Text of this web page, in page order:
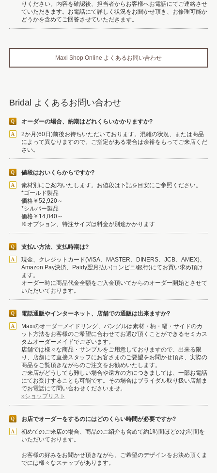
りください。内容を確認後、担当者からお客様へお電話にてご連絡させ
ていただきます。お電話にて詳しく状況をお聞かせ頂き、お修理可能か
どうかを含めてご回答させていただきます。
Maxi Shop Online よくあるお問い合わせ
Bridal よくあるお問い合わせ
オーダーの場合、納期はどれくらいかかりますか?
2か月(60日)前後お待ちいただいております。混雑の状況、または商品
によって異なりますので、ご指定がある場合は余裕をもってご来店くだ
さい。
値段はおいくらからですか?
素材別にご案内いたします。お値段は下記を目安にご参照ください。
*ゴールド製品
価格￥52,920～
*シルバー製品
価格￥14,040～
※オプション、特注サイズは料金が別途かかります
支払い方法、支払時期は?
現金、クレジットカード(VISA、MASTER、DINERS、JCB、AMEX)、
Amazon Pay決済、Paidy翌月払い(コンビニ/銀行)にてお買い求め頂け
ます。
オーダー時に商品代金全額をご入金頂いてからのオーダー開始とさせて
いただいております。
電話通販やインターネット、店舗での通販は出来ますか?
Maxiのオーダーメイドリング、バングルは素材・柄・幅・サイドのカ
ット方法をお客様のご希望に合わせてお選び頂くことができるセミカス
タムオーダーメイドでございます。
店舗では様々な商品・サンプルをご用意しておりますので、出来る限
り、店舗にて直接スタッフにお客さまのご要望をお聞かせ頂き、実際の
商品をご覧頂きながらのご注文をお勧めいたします。
ご来店がどうしても難しい場合や遠方の方につきましては、一部お電話
にてお受けすることも可能です。その場合はブライダル取り扱い店舗ま
でお電話にて問い合わせくださいませ。
»ショップリスト
お店でオーダーをするのにはどのくらい時間が必要ですか?
初めてのご来店の場合、商品のご紹介も含めて約1時間ほどのお時間を
いただいております。
お客様の好みをお聞かせ頂きながら、ご希望のデザインをお決め頂くま
でには様々なステップがあります。